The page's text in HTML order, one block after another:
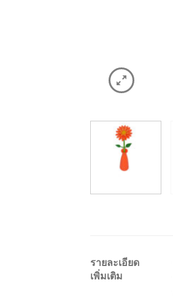
รายละเอียด
เพิ่มเติม